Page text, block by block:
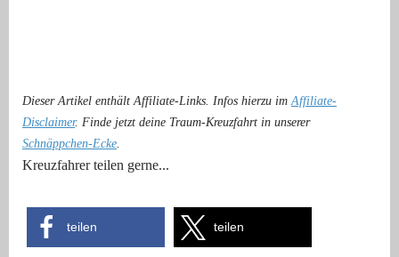
Dieser Artikel enthält Affiliate-Links. Infos hierzu imAffiliate-
Disclaimer. Finde jetzt deine Traum-Kreuzfahrt in unserer
Schnäppchen-Ecke.
Kreuzfahrer teilen gerne...
teilen teilen